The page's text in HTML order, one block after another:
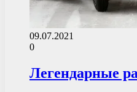
09.07.2021
0
Легендарные